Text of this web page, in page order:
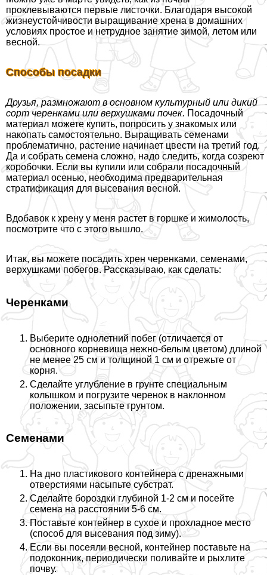
проклевываются первые листочки. Благодаря высокой
жизнеустойчивости выращивание хрена в домашних
условиях простое и нетрудное занятие зимой, летом или
весной.
Способы посадки
Друзья, размножают в основном культурный или дикий
сорт черенками или верхушками почек. Посадочный
материал можете купить, попросить у знакомых или
накопать самостоятельно. Выращивать семенами
проблематично, растение начинает цвести на третий год.
Да и собрать семена сложно, надо следить, когда созреют
коробочки. Если вы купили или собрали посадочный
материал осенью, необходима предварительная
стратификация для высевания весной.
Вдобавок к хрену у меня растет в горшке и жимолость,
посмотрите что с этого вышло.
Итак, вы можете посадить хрен черенками, семенами,
верхушками побегов. Рассказываю, как сделать:
Черенками
Выберите однолетний побег (отличается от
основного корневища нежно-белым цветом) длиной
не менее 25 см и толщиной 1 см и отрежьте от
корня.
Сделайте углубление в грунте специальным
колышком и погрузите черенок в наклонном
положении, засыпьте грунтом.
Семенами
На дно пластикового контейнера с дренажными
отверстиями насыпьте субстрат.
Сделайте бороздки глубиной 1-2 см и посейте
семена на расстоянии 5-6 см.
Поставьте контейнер в сухое и прохладное место
(способ для высевания под зиму).
Если вы посеяли весной, контейнер поставьте на
подоконник, периодически поливайте и рыхлите
почву.